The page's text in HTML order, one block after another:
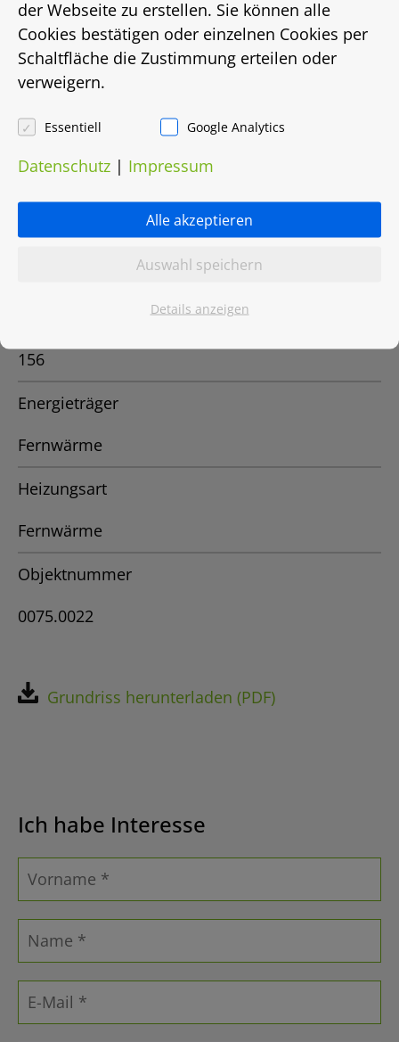
Hannover
Status
Energieausweistyp
Energiebedarf in Kwh/(m²/a)
156
Energieträger
Fernwärme
Heizungsart
Fernwärme
Objektnummer
0075.0022
Grundriss herunterladen (PDF)
Ich habe Interesse
der Webseite zu erstellen. Sie können alle
Cookies bestätigen oder einzelnen Cookies per
Schaltfläche die Zustimmung erteilen oder
verweigern.
Essentiell Google Analytics
Datenschutz | Impressum
Alle akzeptieren
Auswahl speichern
Details anzeigen